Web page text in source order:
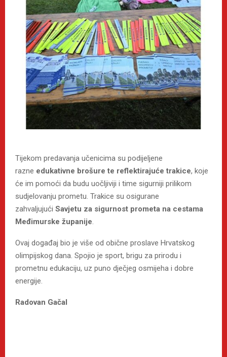
Tijekom predavanja učenicima su podijeljene
razne edukativne brošure te reflektirajuće trakice, koje
će im pomoći da budu uočljiviji i time sigurniji prilikom
sudjelovanju prometu. Trakice su osigurane
zahvaljujući Savjetu za sigurnost prometa na cestama
Međimurske županije.
Ovaj događaj bio je više od obične proslave Hrvatskog
olimpijskog dana. Spojio je sport, brigu za prirodu i
prometnu edukaciju, uz puno dječjeg osmijeha i dobre
energije.
Radovan Gačal